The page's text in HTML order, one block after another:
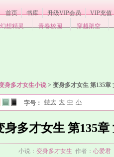
首页 书库 升级VIP会员
VIP充值
幻想精灵 青春校园 穿越架空
身多才女生小说> 变身多才女生 第135章
8
字号： 特大 大 中 小
身多才女生 第135章
小说： 变身多才女生 作者： 心爱君